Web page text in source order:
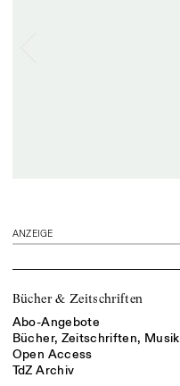
ANZEIGE
Bücher & Zeitschriften
Abo-Angebote
Bücher, Zeitschriften, Musik
Open Access
TdZ Archiv